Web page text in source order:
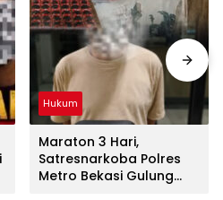
Hukum
Maraton 3 Hari,
Satresnarkoba Polres
Metro Bekasi Gulung